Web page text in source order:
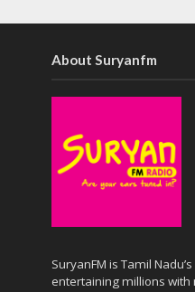
About Suryanfm
SuryanFM is Tamil
entertaining millions with